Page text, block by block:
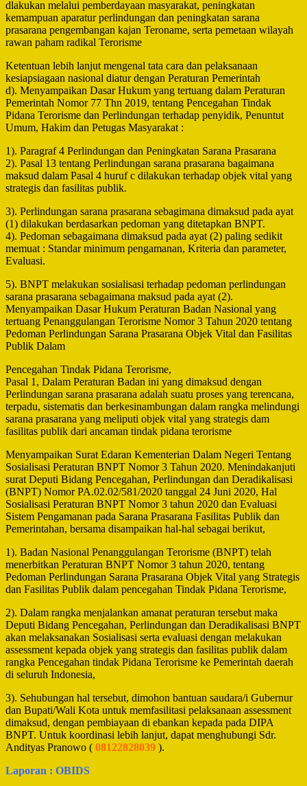
dlakukan melalui pemberdayaan masyarakat, peningkatan
kemampuan aparatur perlindungan dan peningkatan sarana
prasarana pengembangan kajan Teroname, serta pemetaan wilayah
rawan paham radikal Terorisme
Ketentuan lebih lanjut mengenal tata cara dan pelaksanaan
kesiapsiagaan nasional diatur dengan Peraturan Pemerintah
d). Menyampaikan Dasar Hukum yang tertuang dalam Peraturan
Pemerintah Nomor 77 Thn 2019, tentang Pencegahan Tindak
Pidana Terorisme dan Perlindungan terhadap penyidik, Penuntut
Umum, Hakim dan Petugas Masyarakat :
1). Paragraf 4 Perlindungan dan Peningkatan Sarana Prasarana
2). Pasal 13 tentang Perlindungan sarana prasarana bagaimana
maksud dalam Pasal 4 huruf c dilakukan terhadap objek vital yang
strategis dan fasilitas publik.
3). Perlindungan sarana prasarana sebagimana dimaksud pada ayat
(1) dilakukan berdasarkan pedoman yang ditetapkan BNPT.
4). Pedoman sebagaimana dimaksud pada ayat (2) paling sedikit
memuat : Standar minimum pengamanan, Kriteria dan parameter,
Evaluasi.
5). BNPT melakukan sosialisasi terhadap pedoman perlindungan
sarana prasarana sebagaimana maksud pada ayat (2).
Menyampaikan Dasar Hukum Peraturan Badan Nasional yang
tertuang Penanggulangan Terorisme Nomor 3 Tahun 2020 tentang
Pedoman Perlindungan Sarana Prasarana Objek Vital dan Fasilitas
Publik Dalam
Pencegahan Tindak Pidana Terorisme,
Pasal 1, Dalam Peraturan Badan ini yang dimaksud dengan
Perlindungan sarana prasarana adalah suatu proses yang terencana,
terpadu, sistematis dan berkesinambungan dalam rangka melindungi
sarana prasarana yang meliputi objek vital yang strategis dam
fasilitas publik dari ancaman tindak pidana terorisme
Menyampaikan Surat Edaran Kementerian Dalam Negeri Tentang
Sosialisasi Peraturan BNPT Nomor 3 Tahun 2020. Menindakanjuti
surat Deputi Bidang Pencegahan, Perlindungan dan Deradikalisasi
(BNPT) Nomor PA.02.02/581/2020 tanggal 24 Juni 2020, Hal
Sosialisasi Peraturan BNPT Nomor 3 tahun 2020 dan Evaluasi
Sistem Pengamanan pada Sarana Prasarana Fasilitas Publik dan
Pemerintahan, bersama disampaikan hal-hal sebagai berikut,
1). Badan Nasional Penanggulangan Terorisme (BNPT) telah
menerbitkan Peraturan BNPT Nomor 3 tahun 2020, tentang
Pedoman Perlindungan Sarana Prasarana Objek Vital yang Strategis
dan Fasilitas Publik dalam pencegahan Tindak Pidana Terorisme,
2). Dalam rangka menjalankan amanat peraturan tersebut maka
Deputi Bidang Pencegahan, Perlindungan dan Deradikalisasi BNPT
akan melaksanakan Sosialisasi serta evaluasi dengan melakukan
assessment kepada objek yang strategis dan fasilitas publik dalam
rangka Pencegahan tindak Pidana Terorisme ke Pemerintah daerah
di seluruh Indonesia,
3). Sehubungan hal tersebut, dimohon bantuan saudara/i Gubernur
dan Bupati/Wali Kota untuk memfasilitasi pelaksanaan assessment
dimaksud, dengan pembiayaan di ebankan kepada pada DIPA
BNPT. Untuk koordinasi lebih lanjut, dapat menghubungi Sdr.
Andityas Pranowo ( 08122828039 ).
Laporan : OBIDS